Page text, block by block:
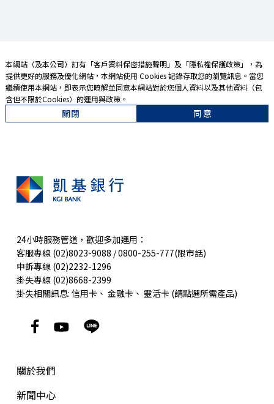
本網站（及本公司）訂有「客戶資料保密措施聲明」及「隱私權保護政策」，為
提供更好的服務及優化網站，本網站使用 Cookies 記錄存取您的瀏覽訊息。當您
繼續使用本網站，即表示您暸解並同意本網站對於您個人資料以及其他資料（包
含但不限於Cookies）的運用與政策。
關閉 同意
24小時服務管道，歡迎多加運用：
客服專線 (02)8023-9088 / 0800-255-777(限市話)
申訴專線 (02)2232-1296
掛失專線 (02)8668-2399
掛失相關訊息: 信用卡、 金融卡、 靈活卡(請點選所需產品)
關於我們
新聞中心